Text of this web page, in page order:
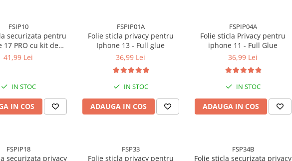
FSIP10
securizata pentru
17 PRO cu kit de
inclus - Claritate
si Socuri
41,99 Lei
IN STOC
IN COS
FSPIP01A
Folie sticla privacy pentru
Iphone 13 - Full glue
36,99 Lei
IN STOC
ADAUGA IN COS
FSPIP04A
Folie sticla Privacy pentru
iphone 11 - Full Glue
36,99 Lei
IN STOC
ADAUGA IN COS
FSPIP18
securizata privacy
FSP33
Folie sticla privacy pentru
FSP34B
Folie sticla securizata privacy